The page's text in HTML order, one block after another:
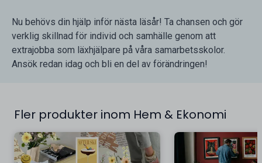
Nu behövs din hjälp inför nästa läsår! Ta chansen och gör
verklig skillnad för individ och samhälle genom att
extrajobba som läxhjälpare på våra samarbetsskolor.
Ansök redan idag och bli en del av förändringen!
Fler produkter inom Hem & Ekonomi